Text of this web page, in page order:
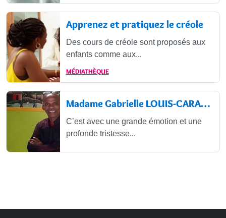
Apprenez et pratiquez le créole
Des cours de créole sont proposés aux
enfants comme aux...
MÉDIATHÈQUE
Madame Gabrielle LOUIS-CARABIN...
C’est avec une grande émotion et une
profonde tristesse...